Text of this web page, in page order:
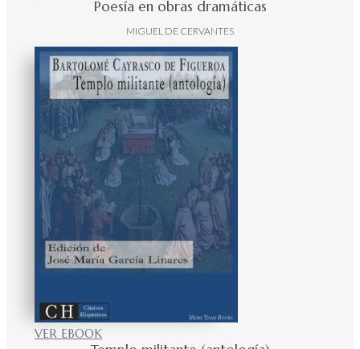
Poesía en obras dramáticas
MIGUEL DE CERVANTES
VER EBOOK